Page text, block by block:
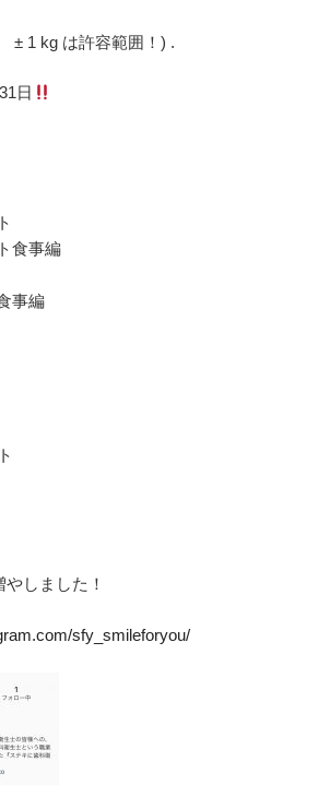
± 1 kg は許容範囲！) .
日
食事編
事編
しました！
sfy_smileforyou/